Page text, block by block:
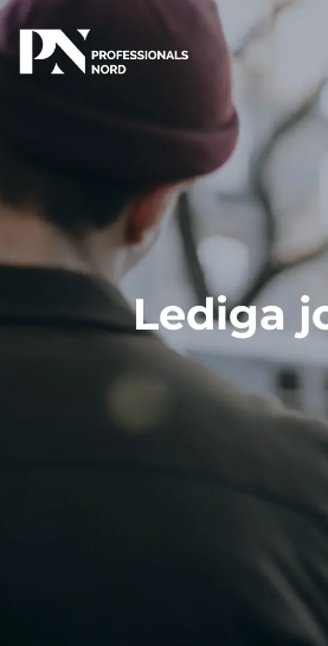
Lediga